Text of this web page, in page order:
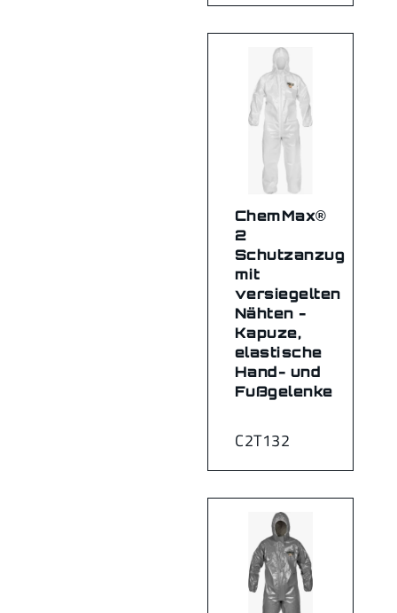
C2T132
ChemMax®
2
Schutzanzug
mit
versiegelten
Nähten -
Kapuze,
elastische
Hand- und
Fußgelenke